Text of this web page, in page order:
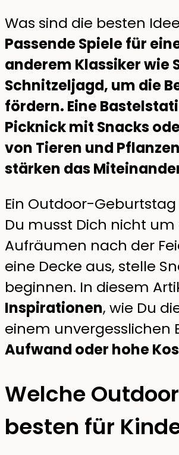
Was sind die besten
Passende Spiele für
anderem Klassiker wie
Schnitzeljagd, um die
fördern. Eine
Picknick mit Snacks
von Tieren und
stärken das
Ein Outdoor-
Du musst Dich nicht
Aufräumen nach der
eine Decke aus, stelle
beginnen. In diesem
Inspirationen, wie Du
einem unvergesslichen
Aufwand oder hohe
Welche
besten für